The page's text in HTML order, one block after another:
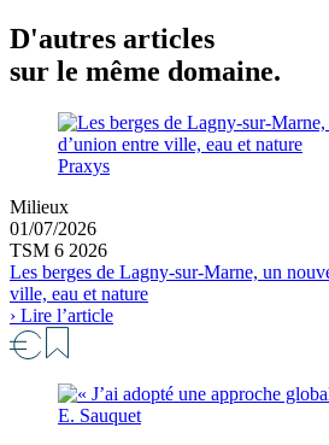
D'autres articles
sur le même domaine.
Praxys
Milieux
01/07/2026
TSM 6 2026
Les berges de Lagny-sur-Marne, un
ville, eau et nature
› Lire l’article
E. Sauquet